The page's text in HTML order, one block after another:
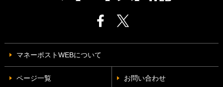
マネーポストWEBについて
ページ一覧 お問い合わせ